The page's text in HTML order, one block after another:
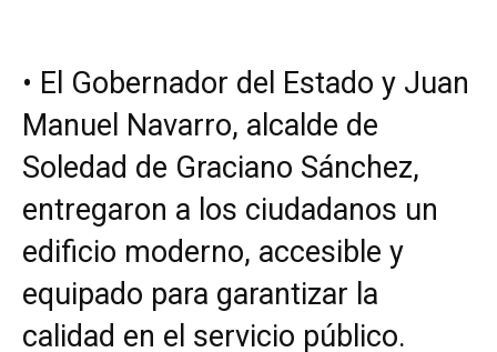
•⁠ ⁠El Gobernador del Estado y Juan
Manuel Navarro, alcalde de
Soledad de Graciano Sánchez,
entregaron a los ciudadanos un
edificio moderno, accesible y
equipado para garantizar la
calidad en el servicio público.